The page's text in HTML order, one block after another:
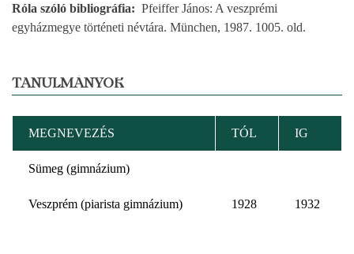
Róla szóló bibliográfia
Pfeiffer János: A veszprémi
egyházmegye történeti névtára. München, 1987. 1005. old.
TANULMÁNYOK
MEGNEVEZÉS TÓL IG
Sümeg (gimnázium)
Veszprém (piarista gimnázium) 1928 1932